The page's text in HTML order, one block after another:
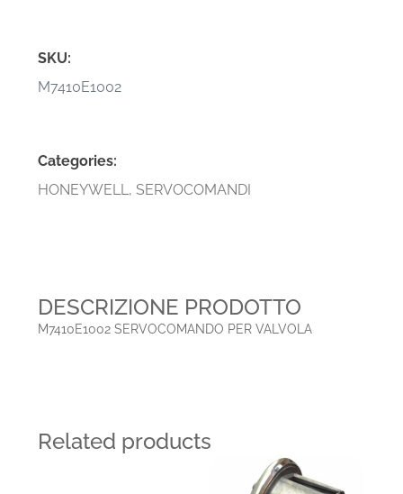
SKU:
M7410E1002
Categories:
HONEYWELL ,SERVOCOMANDI
DESCRIZIONE PRODOTTO
M7410E1002 SERVOCOMANDO PER VALVOLA
Related products